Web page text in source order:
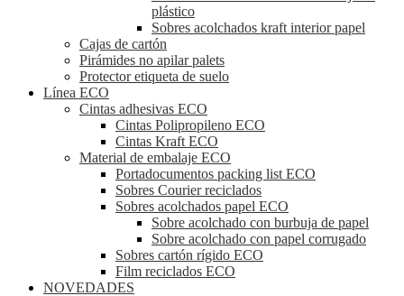
plástico
Sobres acolchados kraft interior papel
Cajas de cartón
Pirámides no apilar palets
Protector etiqueta de suelo
Línea ECO
Cintas adhesivas ECO
Cintas Polipropileno ECO
Cintas Kraft ECO
Material de embalaje ECO
Portadocumentos packing list ECO
Sobres Courier reciclados
Sobres acolchados papel ECO
Sobre acolchado con burbuja de papel
Sobre acolchado con papel corrugado
Sobres cartón rígido ECO
Film reciclados ECO
NOVEDADES